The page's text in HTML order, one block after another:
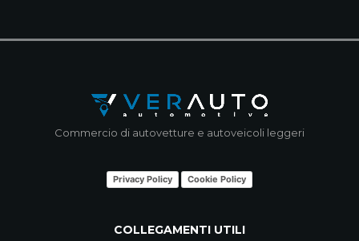
Commercio di autovetture e autoveicoli leggeri
Privacy Policy Cookie Policy
COLLEGAMENTI UTILI